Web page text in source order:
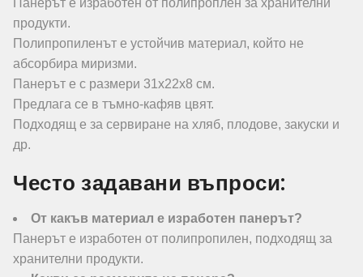
Панерът е изработен от полипроплен за хранителни
продукти.
Полипропиленът е устойчив материал, който не
абсорбира миризми.
Панерът е с размери 31х22х8 см.
Предлага се в тъмно-кафяв цвят.
Подходящ е за сервиране на хляб, плодове, закуски и
др.
Често задавани въпроси:
От какъв материал е изработен панерът?
Панерът е изработен от полипропилен, подходящ за
хранителни продукти.